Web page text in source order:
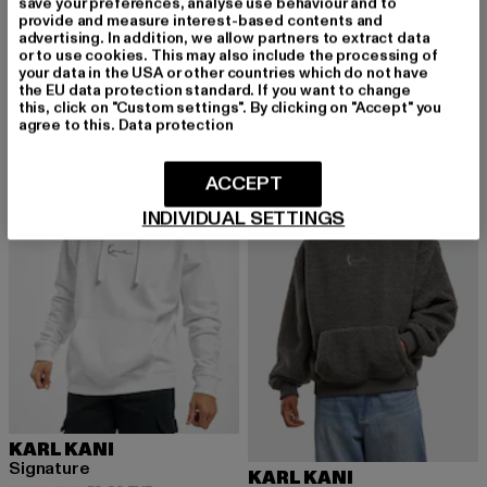
It All Starts With A Dream Oversize
36,00 EUR
Derzeitiger Preis: 36,00 EUR
89,99 EURAktionspreis: 89,99 EUR
URBAN CLASSICS
Fluffy
ab32,99 EUR
Derzeitiger Preis: ab 32,99 EUR
49,99 EUR
KARL KANI
Signature
KARL KANI
provide and measure interest-based contents and
advertising. In addition, we allow partners to extract data
or to use cookies. This may also include the processing of
your data in the USA or other countries which do not have
the EU data protection standard. If you want to change
this, click on "Custom settings". By clicking on "Accept" you
agree to this. Data protection
INDIVIDUAL SETTINGS
ACCEPT